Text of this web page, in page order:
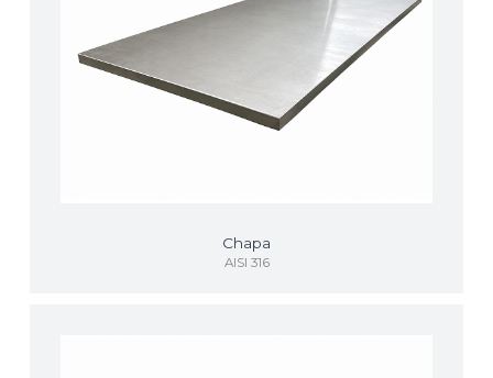
Chapa
AISI 316